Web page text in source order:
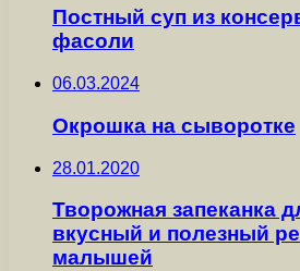
Постный суп из
фасоли
06.03.2024
Окрошка на сыворотке
28.01.2020
Творожная запеканка
вкусный и полезный
малышей